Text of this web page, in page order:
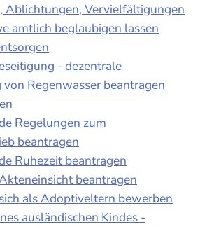
Ablichtungen, Vervielfältigungen
amtlich beglaubigen lassen
- dezentrale
Regenwasser beantragen
Regelungen zum
beantragen
Ruhezeit beantragen
beantragen
als Adoptiveltern bewerben
ausländischen Kindes -